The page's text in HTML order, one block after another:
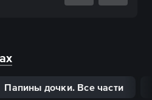
Папины дочки. Все части